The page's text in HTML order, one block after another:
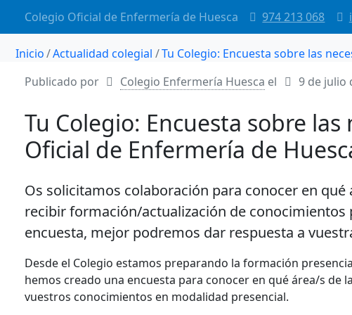
Colegio Oficial de Enfermería de Huesca 974 213 068
Inicio Actualidad colegial
Tu Colegio: Encuesta sobre las
Publicado por
Colegio Enfermería Huesca el 9 de julio
Tu Colegio: Encuesta sobre
Oficial de Enfermería de
Os solicitamos colaboración para conocer en
recibir formación/actualización de conocimientos
encuesta, mejor podremos dar respuesta a
Desde el Colegio estamos preparando la formación
hemos creado una encuesta para conocer en qué área/s
vuestros conocimientos en modalidad presencial.